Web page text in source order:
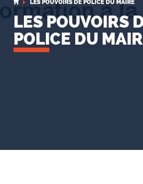
LES POUVOIRS DE POLICE DU MAIRE
LES POUVOIRS
POLICE DU